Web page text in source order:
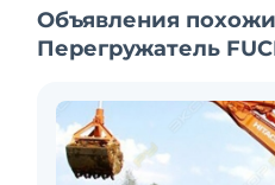
Объявления
Перегружатель